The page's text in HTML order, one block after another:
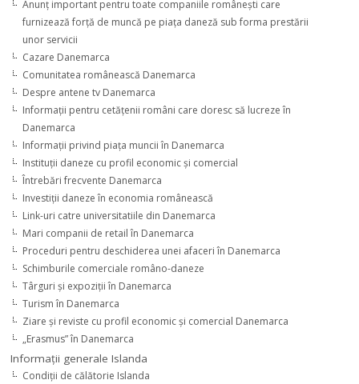
Anunţ important pentru toate companiile româneşti care
furnizează forţă de muncă pe piaţa daneză sub forma prestării
unor servicii
Cazare Danemarca
Comunitatea românească Danemarca
Despre antene tv Danemarca
Informaţii pentru cetăţenii români care doresc să lucreze în
Danemarca
Informaţii privind piaţa muncii în Danemarca
Instituţii daneze cu profil economic şi comercial
Întrebări frecvente Danemarca
Investiţii daneze în economia românească
Link-uri catre universitatiile din Danemarca
Mari companii de retail în Danemarca
Proceduri pentru deschiderea unei afaceri în Danemarca
Schimburile comerciale româno-daneze
Târguri şi expoziţii în Danemarca
Turism în Danemarca
Ziare şi reviste cu profil economic şi comercial Danemarca
„Erasmus” în Danemarca
Informaţii generale Islanda
Condiţii de călătorie Islanda